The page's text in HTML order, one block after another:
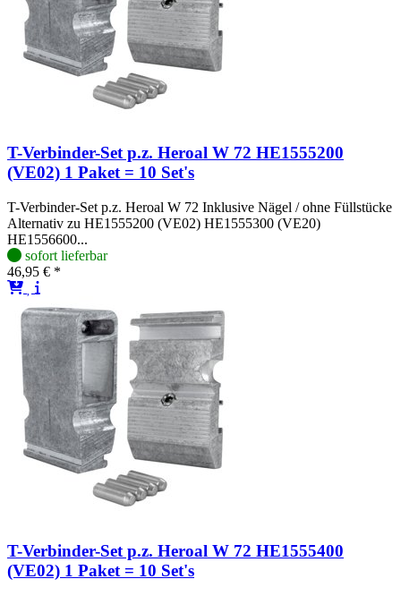
T-Verbinder-Set p.z. Heroal W 72 HE1555200
(VE02) 1 Paket = 10 Set's
T-Verbinder-Set p.z. Heroal W 72 Inklusive Nägel / ohne Füllstücke
Alternativ zu HE1555200 (VE02) HE1555300 (VE20)
HE1556600...
sofort lieferbar
46,95 € *
T-Verbinder-Set p.z. Heroal W 72 HE1555400
(VE02) 1 Paket = 10 Set's